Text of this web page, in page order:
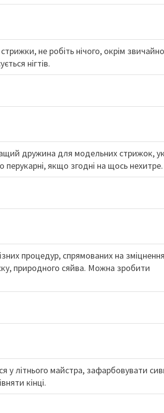
не робіть нічого, окрім
нігтів.
дружина для модельних стрижок,
якщо згодні на щось нехитре.
процедур, спрямованих на зміцнення
природного сяйва. Можна зробити
у літнього майстра, зафарбовувати
кінці.